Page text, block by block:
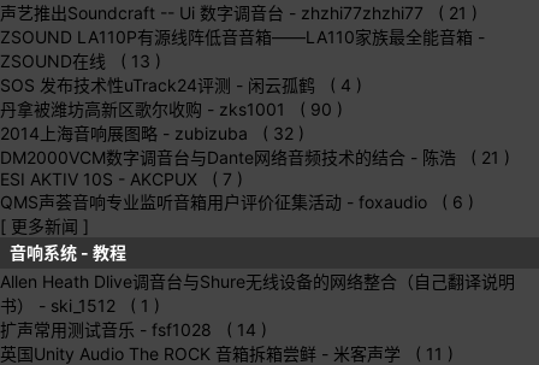
声艺推出Soundcraft -- Ui 数字调音台 - zhzhi77zhzhi77 ( 21 )
ZSOUND LA110P有源线阵低音音箱——LA110家族最全能音箱 -
ZSOUND在线 ( 13 )
SOS 发布技术性uTrack24评测 - 闲云孤鹤 ( 4 )
丹拿被潍坊高新区歌尔收购 - zks1001 ( 90 )
2014上海音响展图略 - zubizuba ( 32 )
DM2000VCM数字调音台与Dante网络音频技术的结合 - 陈浩 ( 21 )
ESI AKTIV 10S - AKCPUX ( 7 )
QMS声荟音响专业监听音箱用户评价征集活动 - foxaudio ( 6 )
[ 更多新闻 ]
音响系统 - 教程
Allen Heath Dlive调音台与Shure无线设备的网络整合（自己翻译说明
书）
- ski_1512 ( 1 )
扩声常用测试音乐 - fsf1028 ( 14 )
英国Unity Audio The ROCK 音箱拆箱尝鲜 - 米客声学 ( 11 )